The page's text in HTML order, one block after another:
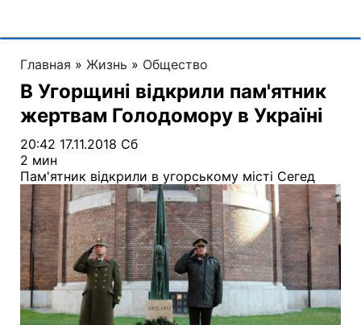
Главная » Жизнь » Общество
В Угорщині відкрили пам'ятник
жертвам Голодомору в Україні
20:42 17.11.2018 Сб
2 мин
Пам'ятник відкрили в угорському місті Сегед